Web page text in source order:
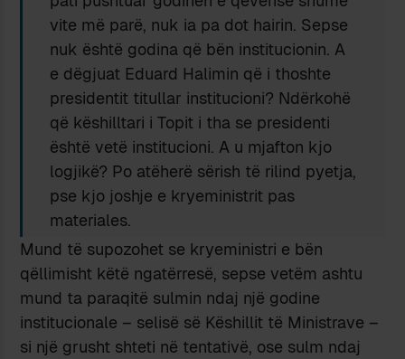
vite më parë, nuk ia pa dot hairin. Sepse
nuk është godina që bën institucionin. A
e dëgjuat Eduard Halimin që i thoshte
presidentit titullar institucioni? Ndërkohë
që këshilltari i Topit i tha se presidenti
është vetë institucioni. A u mjafton kjo
logjikë? Po atëherë sërish të rilind pyetja,
pse kjo joshje e kryeministrit pas
materiales.
Mund të supozohet se kryeministri e bën
qëllimisht këtë ngatërresë, sepse vetëm ashtu
mund ta paraqitë sulmin ndaj një godine
institucionale – selisë së Këshillit të Ministrave –
si një grusht shteti në tentativë, ose sulm ndaj